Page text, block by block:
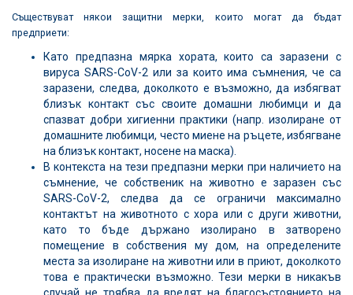
Съществуват някои защитни мерки, които могат да бъдат
предприети:
Като предпазна мярка хората, които са заразени с
вируса SARS-CoV-2 или за които има съмнения, че са
заразени, следва, доколкото е възможно, да избягват
близък контакт със своите домашни любимци и да
спазват добри хигиенни практики (напр. изолиране от
домашните любимци, често миене на ръцете, избягване
на близък контакт, носене на маска).
В контекста на тези предпазни мерки при наличието на
съмнение, че собственик на животно e заразен със
SARS-CoV-2, следва да се ограничи максимално
контактът на животното с хора или с други животни,
като то бъде държано изолирано в затворено
помещение в собствения му дом, на определените
места за изолиране на животни или в приют, доколкото
това е практически възможно. Тези мерки в никакъв
случай не трябва да вредят на благосъстоянието на